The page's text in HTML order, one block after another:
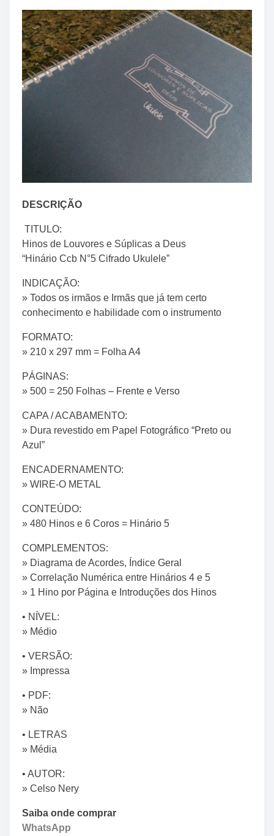
DESCRIÇÃO
TITULO:
Hinos de Louvores e Súplicas a Deus
“Hinário Ccb N°5 Cifrado Ukulele”
INDICAÇÃO:
» Todos os irmãos e Irmãs que já tem certo
conhecimento e habilidade com o instrumento
FORMATO:
» 210 x 297 mm = Folha A4
PÁGINAS:
» 500 = 250 Folhas – Frente e Verso
CAPA / ACABAMENTO:
» Dura revestido em Papel Fotográfico “Preto ou
Azul”
ENCADERNAMENTO:
» WIRE-O METAL
CONTEÚDO:
» 480 Hinos e 6 Coros = Hinário 5
COMPLEMENTOS:
» Diagrama de Acordes, Índice Geral
» Correlação Numérica entre Hinários 4 e 5
» 1 Hino por Página e Introduções dos Hinos
• NÍVEL:
» Médio
• VERSÃO:
» Impressa
• PDF:
» Não
• LETRAS
» Média
• AUTOR:
» Celso Nery
Saiba onde comprar
WhatsApp